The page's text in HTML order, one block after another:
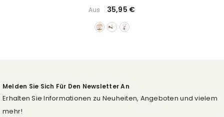
Mit Foto, Perfektes Geschenk Für
Sie
Aus 35,95 €
Melden Sie Sich Für Den Newsletter An
Erhalten Sie Informationen zu Neuheiten, Angeboten und vielem
mehr!